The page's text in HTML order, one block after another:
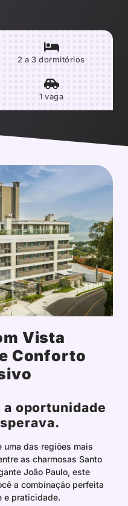
2 a 3 dormitórios
1 vaga
Vista
Conforto
a oportunidade
uma das regiões mais
as charmosas Santo
João Paulo, este
a combinação perfeita
e praticidade.